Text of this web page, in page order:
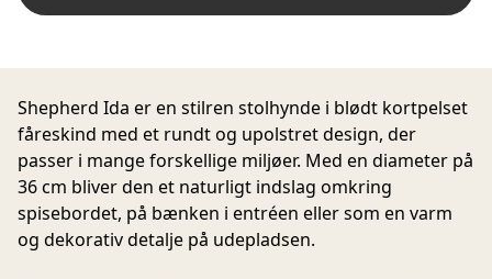
Shepherd Ida er en stilren stolhynde i blødt kortpelset
fåreskind med et rundt og upolstret design, der
passer i mange forskellige miljøer. Med en diameter på
36 cm bliver den et naturligt indslag omkring
spisebordet, på bænken i entréen eller som en varm
og dekorativ detalje på udepladsen.